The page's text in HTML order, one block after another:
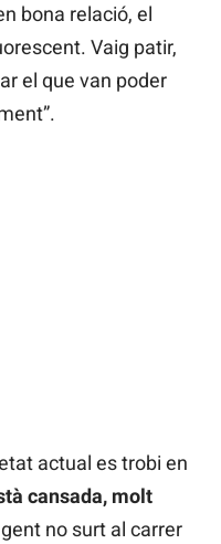
bona relació, el
Vaig patir,
el que van poder
actual es trobi en
cansada, molt
no surt al carrer